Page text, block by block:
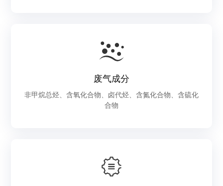
废气成分
非甲烷总烃、含氧化合物、卤代烃、含氮化合物、含硫化
合物